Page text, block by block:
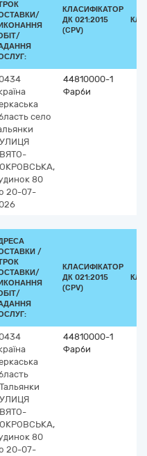
КЛАСИФІКАТОР
ДК 021:2015
(CPV)
село
80
20-07-
44810000-1
Фарби
/
КЛАСИФІКАТОР
ДК 021:2015
(CPV)
80
20-07-
44810000-1
Фарби